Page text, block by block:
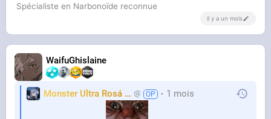
Spécialiste en Narbonoïde reconnue
il y a un mois
WaifuGhislaine
Monster Ultra Rosá
❤️ KheyFinito1 mois